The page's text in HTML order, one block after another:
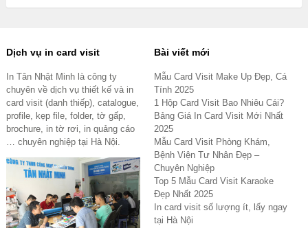
Dịch vụ in card visit
In Tân Nhật Minh là công ty
chuyên về dịch vụ thiết kế và in
card visit (danh thiếp), catalogue,
profile, kẹp file, folder, tờ gấp,
brochure, in tờ rơi, in quảng cáo
… chuyên nghiệp tại Hà Nội.
Bài viết mới
Mẫu Card Visit Make Up Đẹp, Cá
Tính 2025
1 Hộp Card Visit Bao Nhiêu Cái?
Bảng Giá In Card Visit Mới Nhất
2025
Mẫu Card Visit Phòng Khám,
Bệnh Viện Tư Nhân Đẹp –
Chuyên Nghiệp
Top 5 Mẫu Card Visit Karaoke
Đẹp Nhất 2025
In card visit số lượng ít, lấy ngay
tại Hà Nội